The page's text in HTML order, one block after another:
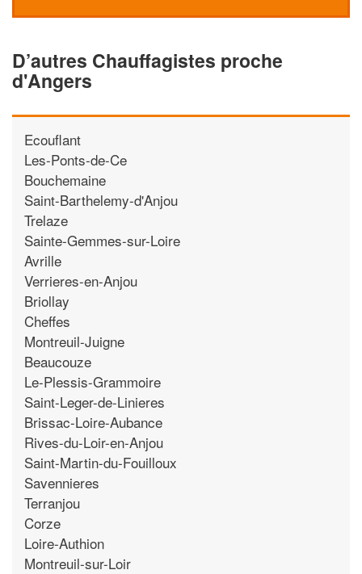
D’autres Chauffagistes proche
d'Angers
Ecouflant
Les-Ponts-de-Ce
Bouchemaine
Saint-Barthelemy-d'Anjou
Trelaze
Sainte-Gemmes-sur-Loire
Avrille
Verrieres-en-Anjou
Briollay
Cheffes
Montreuil-Juigne
Beaucouze
Le-Plessis-Grammoire
Saint-Leger-de-Linieres
Brissac-Loire-Aubance
Rives-du-Loir-en-Anjou
Saint-Martin-du-Fouilloux
Savennieres
Terranjou
Corze
Loire-Authion
Montreuil-sur-Loir